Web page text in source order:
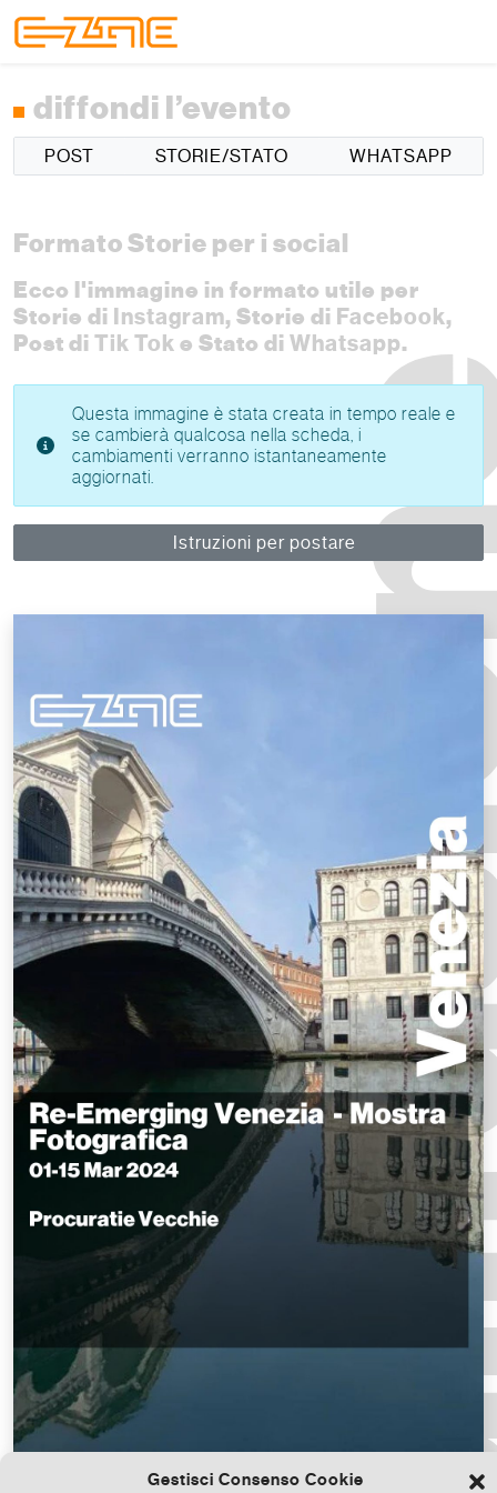
Gestisci Consenso Cookie
diffondi l’evento
POST STORIE/STATO WHATSAPP
Formato Storie per i social
Ecco l'immagine in formato utile per
Storie di Instagram, Storie di Facebook,
Post di Tik Tok e Stato di Whatsapp.
Questa immagine è stata creata in tempo reale e
se cambierà qualcosa nella scheda, i
cambiamenti verranno istantaneamente
aggiornati.
Istruzioni per postare
Scarica il file